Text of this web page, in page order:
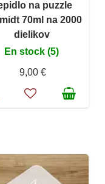
na puzzle
70ml na 2000
dielikov
En stock (5)
9,00 €